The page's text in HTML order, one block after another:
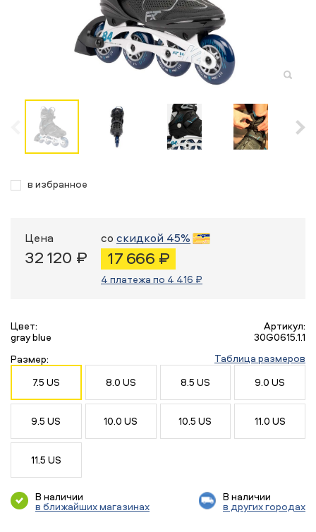
в избранное
Цена
32 120 ₽
со скидкой 45%
17 666 ₽
4 платежа по 4 416 ₽
Цвет:
gray blue
Артикул:
30G0615.1.1
Размер:
Таблица размеров
7.5 US
8.0 US 8.5 US 9.0 US
9.5 US 10.0 US 10.5 US 11.0 US
11.5 US
В наличии
в ближайших магазинах
В наличии
в других городах